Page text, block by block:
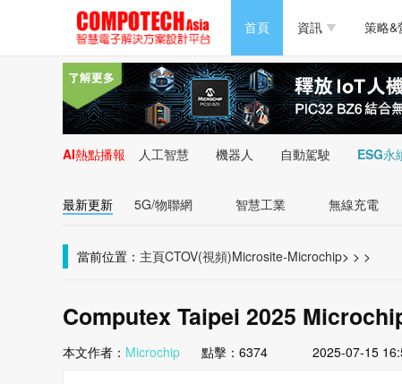
首頁 資訊
半導體/零組件
PC/周邊
新能源
策略&
PC/周邊
新能源
AI熱點播報 人工智慧 機器人 自動駕駛 ESG永
最新更新 5G/物聯網 智慧工業 無線充電
當前位置： 主頁 >
CTOV(視頻) >
Microsite-Microchip >
Computex Taipei 2025
本文作者： Microchip點擊： 6374 2025-07-15